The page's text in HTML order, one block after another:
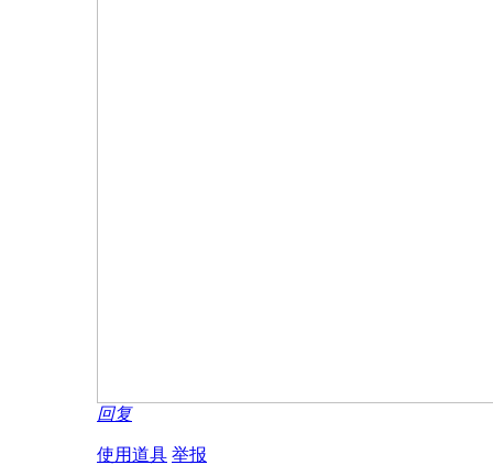
回复
使用道具 举报